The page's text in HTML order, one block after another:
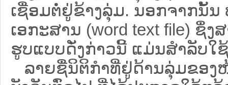
ເຊື່ອມຕໍ່ຢູ່ຂ້າງລຸ່ມ. ນອກຈາກນັ້ນ
ເອກະສານ (word text file) ຊຶ່
ຮູບແບບດັ່ງກ່າວນີ້ ແມ່ນສຳລັບໃ
ລາຍຊື່ນິຕິກຳທີ່ຢູ່ດ້ານລຸ່ມຂອງ